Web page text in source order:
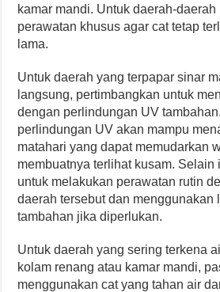
kamar mandi. Untuk daerah-
perawatan khusus agar cat tetap
lama.
Untuk daerah yang terpapar sinar
langsung, pertimbangkan untuk
dengan perlindungan UV
perlindungan UV akan mampu
matahari yang dapat memudarkan
membuatnya terlihat kusam. Selain
untuk melakukan perawatan rutin
daerah tersebut dan menggunakan
tambahan jika diperlukan.
Untuk daerah yang sering terkena
kolam renang atau kamar mandi,
menggunakan cat yang tahan air